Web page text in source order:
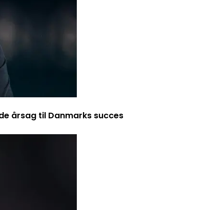
årsag til Danmarks succes